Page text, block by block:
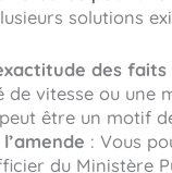
solutions
des faits
de vitesse ou une
être un motif
: Vous
du Ministère